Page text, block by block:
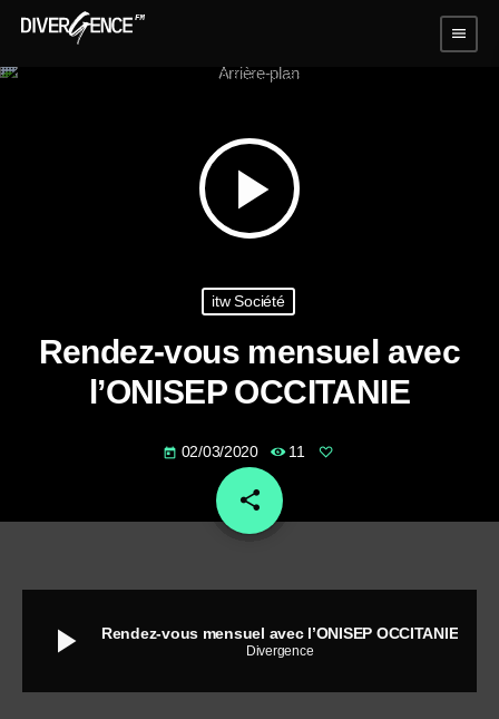
menu
play_arrow
itw Société
Rendez-vous mensuel avec
l’ONISEP OCCITANIE
today 02/03/2020 11
share
email
play_arrow Rendez-vous mensuel avec l’ONISEP OCCITANIE
Divergence